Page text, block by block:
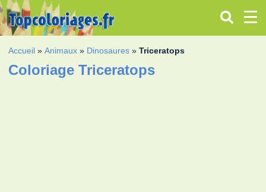
Accueil »Animaux » Dinosaures »Triceratops
Coloriage Triceratops